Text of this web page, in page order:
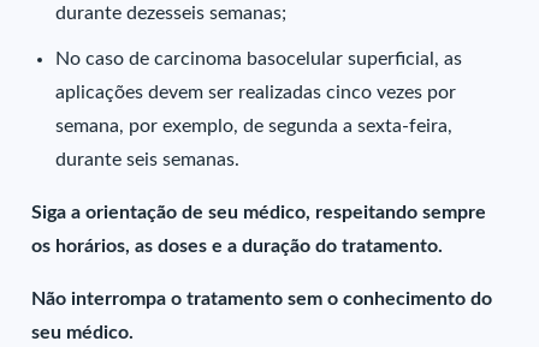
durante dezesseis semanas;
No caso de carcinoma basocelular superficial, as
aplicações devem ser realizadas cinco vezes por
semana, por exemplo, de segunda a sexta-feira,
durante seis semanas.
Siga a orientação de seu médico, respeitando sempre
os horários, as doses e a duração do tratamento.
Não interrompa o tratamento sem o conhecimento do
seu médico.